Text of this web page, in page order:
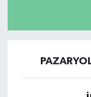
TATLISU